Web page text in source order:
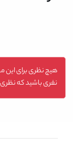
هیچ نظری برای این
نفری باشید که نظری